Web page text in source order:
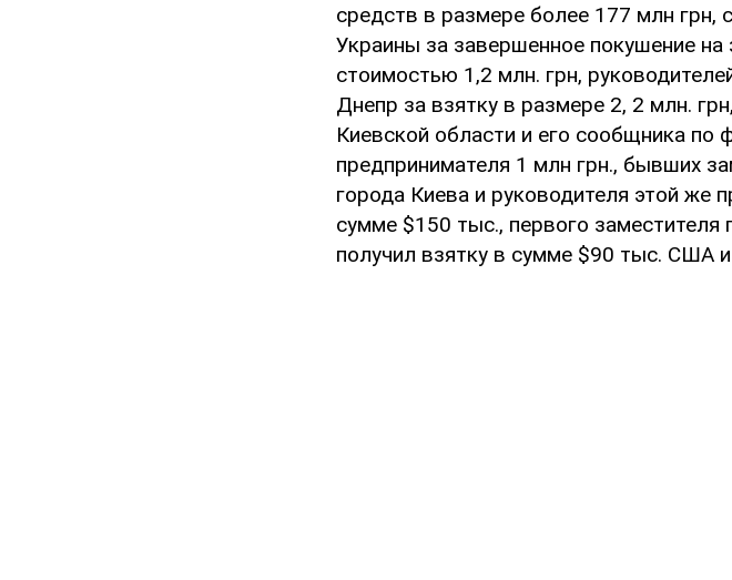
средств в размере более 177 млн грн,
Украины за завершенное покушение
стоимостью 1,2 млн. грн,
Днепр за взятку в размере 2, 2 млн.
Киевской области и его сообщника по
предпринимателя 1 млн грн., бывших
города Киева и руководителя этой же
сумме $150 тыс., первого
получил взятку в сумме $90 тыс. США